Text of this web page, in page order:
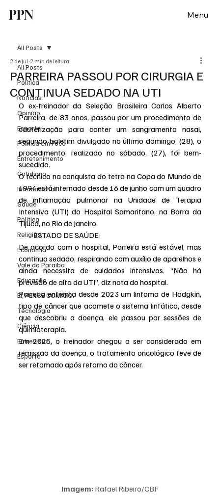
PPN Menu
All Posts
Política
Notícias
Opinião
Esporte
Politica em Foco
Entretenimento
Cotidiano
Internacional
Saúde
Politica
Religião
Economia
Vale do Paraiba
Educação
EI, PENSE COMIGO.
Tecnologia
Ciência
Entrevista
Esporte
All Posts
PARREIRA PASSOU POR CIRURGIA E
CONTINUA SEDADO NA UTI
2 de jul. 2 min de leitura
O ex-treinador da Seleção Brasileira Carlos Alberto
Parreira, de 83 anos, passou por um procedimento de
cauterização para conter um sangramento nasal,
segundo boletim divulgado no último domingo, (28), o
procedimento, realizado no sábado, (27), foi bem-
sucedido.
O técnico na conquista do tetra na Copa do Mundo de
1994 está internado desde 16 de junho com um quadro
de inflamação pulmonar na Unidade de Terapia
Intensiva (UTI) do Hospital Samaritano, na Barra da
Tijuca, no Rio de Janeiro.
·         ESTADO DE SAÚDE:
De acordo com o hospital, Parreira está estável, mas
continua sedado, respirando com auxílio de aparelhos e
ainda necessita de cuidados intensivos. “Não há
previsão de alta da UTI”, diz nota do hospital.
Parreira enfrenta desde 2023 um linfoma de Hodgkin,
tipo de câncer que acomete o sistema linfático, desde
que descobriu a doença, ele passou por sessões de
quimioterapia.
Em 2025, o treinador chegou a ser considerado em
remissão da doença, o tratamento oncológico teve de
ser retomado após retorno do câncer.
Imagem: Rafael Ribeiro/CBF